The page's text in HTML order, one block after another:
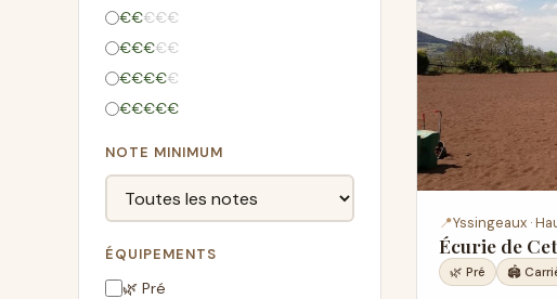
€€€€€
€€€€€
€€€€€
€€€€€
NOTE MINIMUM
ÉQUIPEMENTS
🌿 Pré
📍Yssingeaux ·
Écurie de
🌿 Pré 🏟️